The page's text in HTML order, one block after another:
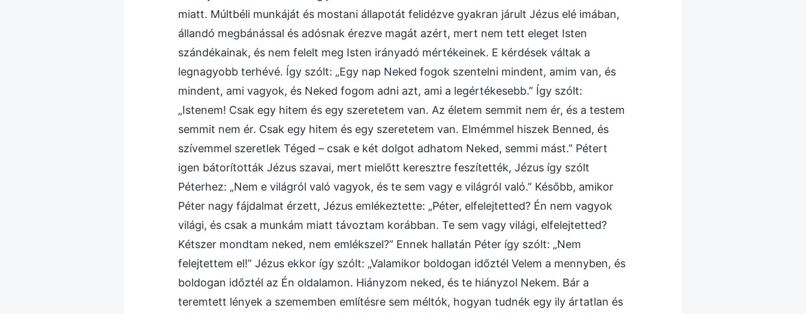
miatt. Múltbéli munkáját és mostani állapotát felidézve gyakran járult Jézus elé imában,
állandó megbánással és adósnak érezve magát azért, mert nem tett eleget Isten
szándékainak, és nem felelt meg Isten irányadó mértékeinek. E kérdések váltak a
legnagyobb terhévé. Így szólt: „Egy nap Neked fogok szentelni mindent, amim van, és
mindent, ami vagyok, és Neked fogom adni azt, ami a legértékesebb.” Így szólt:
„Istenem! Csak egy hitem és egy szeretetem van. Az életem semmit nem ér, és a testem
semmit nem ér. Csak egy hitem és egy szeretetem van. Elmémmel hiszek Benned, és
szívemmel szeretlek Téged – csak e két dolgot adhatom Neked, semmi mást.” Pétert
igen bátorították Jézus szavai, mert mielőtt keresztre feszítették, Jézus így szólt
Péterhez: „Nem e világról való vagyok, és te sem vagy e világról való.” Később, amikor
Péter nagy fájdalmat érzett, Jézus emlékeztette: „Péter, elfelejtetted? Én nem vagyok
világi, és csak a munkám miatt távoztam korábban. Te sem vagy világi, elfelejtetted?
Kétszer mondtam neked, nem emlékszel?” Ennek hallatán Péter így szólt: „Nem
felejtettem el!” Jézus ekkor így szólt: „Valamikor boldogan időztél Velem a mennyben, és
boldogan időztél az Én oldalamon. Hiányzom neked, és te hiányzol Nekem. Bár a
teremtett lények a szememben említésre sem méltók, hogyan tudnék egy ily ártatlan és